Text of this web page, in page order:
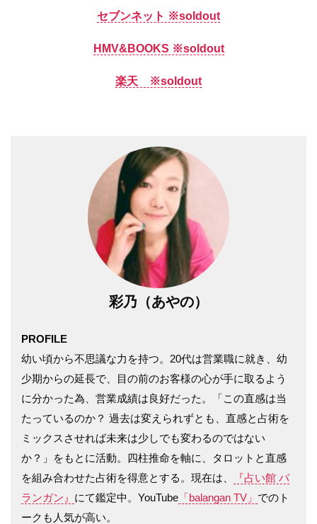
セブンネット ※soldout
HMV&BOOKS ※soldout
楽天 ※soldout
彩乃（あやの）
PROFILE
幼い頃から不思議な力を持つ。20代は営業職に就き、幼
少期からの延長で、目の前のお客様の心が手に取るよう
に分かった為、営業成績は良好だった。「この直感は当
たっているのか？ 過去は変えられずとも、直感と占術を
ミックスさせれば未来は少しでも変わるのではない
か？」をもとに活動。四柱推命を軸に、タロットと直感
を組み合わせた占術を得意とする。現在は、
『占い館 バ
ランガン』 にて鑑定中。YouTube 「balangan TV」 でのト
ークも人気が高い。